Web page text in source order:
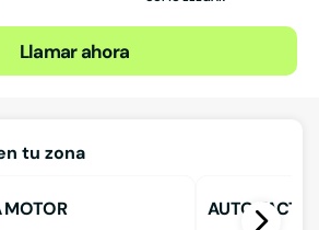
Llamar ahora
tu zona
MOTOR AUTO